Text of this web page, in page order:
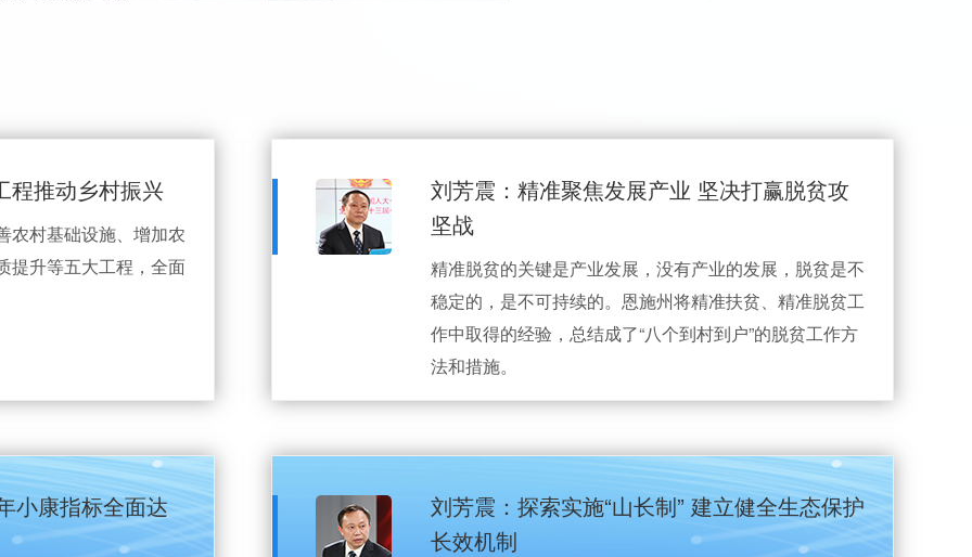
程推动乡村振兴
农村基础设施、增加农
提升等五大工程，全面
刘芳震：精准聚焦发展产业 坚决打赢脱贫攻
坚战
精准脱贫的关键是产业发展，没有产业的发展，脱贫是不
稳定的，是不可持续的。恩施州将精准扶贫、精准脱贫工
作中取得的经验，总结成了“八个到村到户”的脱贫工作方
法和措施。
小康指标全面达
刘芳震：探索实施“山长制” 建立健全生态保护
长效机制